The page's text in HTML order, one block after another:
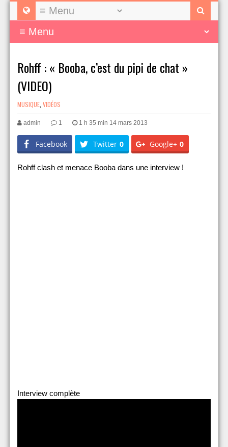
Rohff : « Booba, c’est du pipi de chat »
(VIDEO)
MUSIQUE VIDÉOS
admin 1 1 h 35 min 14 mars 2013
Facebook Twitter 0 Google+ 0
Rohff clash et menace Booba dans une interview !
Interview complète